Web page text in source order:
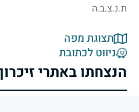
ת.נ.צ.ב.ה
תצוגת מפה
ניווט לכתובת
הנצחתו באתרי זיכרון